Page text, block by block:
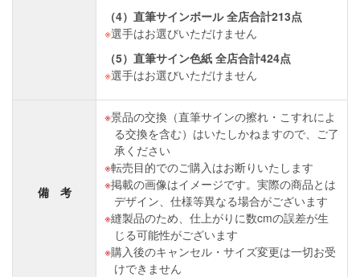
（4）直筆サインボール 全店合計213点
※選手はお選びいただけません
（5）直筆サイン色紙 全店合計424点
※選手はお選びいただけません
備 考
景品の交換（直筆サインの擦れ・こすれによ
る交換を含む）はいたしかねますので、ご了
承ください
転売目的でのご購入はお断りいたします
掲載の画像はイメージです。実際の商品とは
デザイン、仕様等異なる場合がございます
縫製品のため、仕上がりに数cmの誤差が生
じる可能性がございます
購入後のキャンセル・サイズ変更は一切お受
けできません